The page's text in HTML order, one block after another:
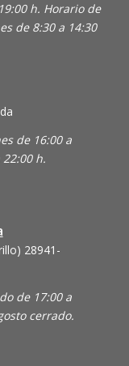
h. Horario de
de 8:30 a 14:30
de 16:00 a
h.
28941-
de 17:00 a
cerrado.